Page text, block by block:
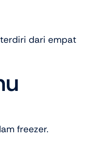
dari empat
freezer.